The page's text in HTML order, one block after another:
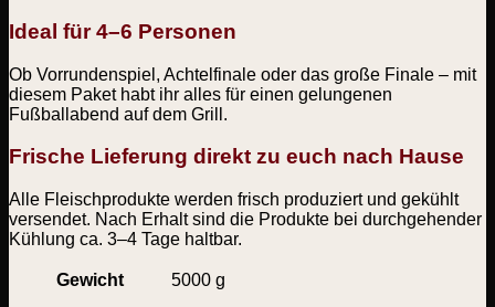
Ideal für 4–6 Personen
Ob Vorrundenspiel, Achtelfinale oder das große Finale – mit
diesem Paket habt ihr alles für einen gelungenen
Fußballabend auf dem Grill.
Frische Lieferung direkt zu euch nach Hause
Alle Fleischprodukte werden frisch produziert und gekühlt
versendet. Nach Erhalt sind die Produkte bei durchgehender
Kühlung ca. 3–4 Tage haltbar.
Gewicht 5000 g